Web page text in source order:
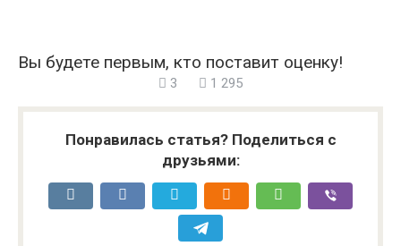
Вы будете первым, кто поставит оценку!
3 1 295
Понравилась статья? Поделиться с
друзьями: